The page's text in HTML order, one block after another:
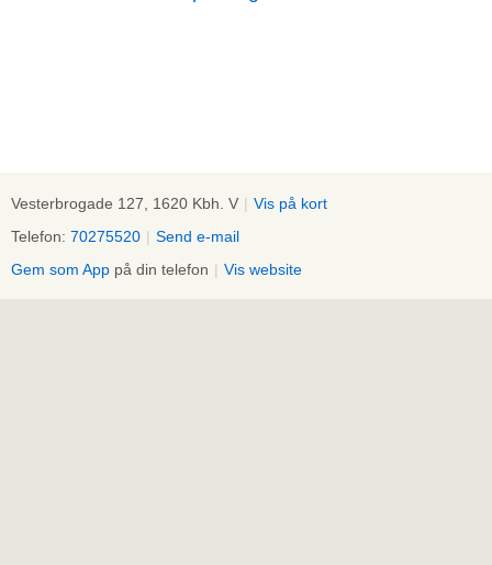
Vesterbrogade 127, 1620 Kbh. V | Vis på kort
Telefon: 70275520 | Send e-mail
Gem som App på din telefon | Vis website